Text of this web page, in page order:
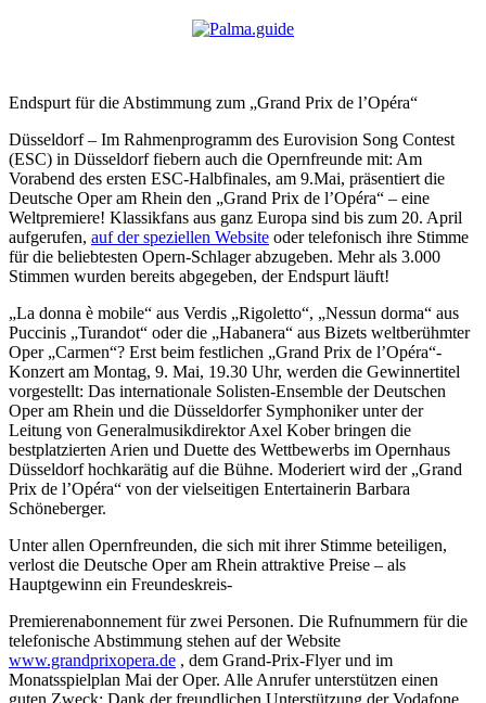
Endspurt für die Abstimmung zum „Grand Prix de l’Opéra“
Düsseldorf – Im Rahmenprogramm des Eurovision Song Contest
(ESC) in Düsseldorf fiebern auch die Opernfreunde mit: Am
Vorabend des ersten ESC-Halbfinales, am 9.Mai, präsentiert die
Deutsche Oper am Rhein den „Grand Prix de l’Opéra“ – eine
Weltpremiere! Klassikfans aus ganz Europa sind bis zum 20. April
aufgerufen, auf der speziellen Website oder telefonisch ihre Stimme
für die beliebtesten Opern-Schlager abzugeben. Mehr als 3.000
Stimmen wurden bereits abgegeben, der Endspurt läuft!
„La donna è mobile“ aus Verdis „Rigoletto“, „Nessun dorma“ aus
Puccinis „Turandot“ oder die „Habanera“ aus Bizets weltberühmter
Oper „Carmen“? Erst beim festlichen „Grand Prix de l’Opéra“-
Konzert am Montag, 9. Mai, 19.30 Uhr, werden die Gewinnertitel
vorgestellt: Das internationale Solisten-Ensemble der Deutschen
Oper am Rhein und die Düsseldorfer Symphoniker unter der
Leitung von Generalmusikdirektor Axel Kober bringen die
bestplatzierten Arien und Duette des Wettbewerbs im Opernhaus
Düsseldorf hochkarätig auf die Bühne. Moderiert wird der „Grand
Prix de l’Opéra“ von der vielseitigen Entertainerin Barbara
Schöneberger.
Unter allen Opernfreunden, die sich mit ihrer Stimme beteiligen,
verlost die Deutsche Oper am Rhein attraktive Preise – als
Hauptgewinn ein Freundeskreis-
Premierenabonnement für zwei Personen. Die Rufnummern für die
telefonische Abstimmung stehen auf der Website
www.grandprixopera.de , dem Grand-Prix-Flyer und im
Monatsspielplan Mai der Oper. Alle Anrufer unterstützen einen
guten Zweck: Dank der freundlichen Unterstützung der Vodafone